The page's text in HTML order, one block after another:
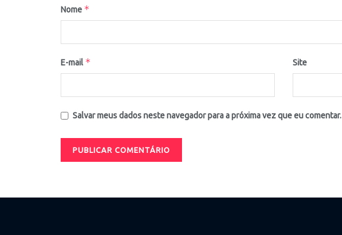
Nome *
E-mail * Site
Salvar meus dados neste navegador para a próxima vez que eu comentar.